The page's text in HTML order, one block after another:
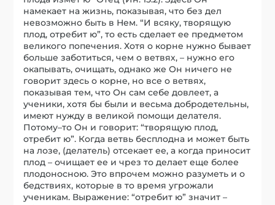
намекает на жизнь, показывая, что без дел
невозможно быть в Нем. “И всяку, творящую
плод, отребит ю”, то есть сделает ее предметом
великого попечения. Хотя о корне нужно бывает
больше заботиться, чем о ветвях, – нужно его
окапывать, очищать, однако же Он ничего не
говорит здесь о корне, но все о ветвях,
показывая тем, что Он сам себе довлеет, а
ученики, хотя бы были и весьма добродетельны,
имеют нужду в великой помощи делателя.
Потому–то Он и говорит: “творящую плод,
отребит ю”. Когда ветвь бесплодна и может быть
на лозе, (делатель) отсекает ее, а когда приносит
плод – очищает ее и чрез то делает еще более
плодоносною. Это впрочем можно разуметь и о
бедствиях, которые в то время угрожали
ученикам. Выражение: “отребит ю” значит –